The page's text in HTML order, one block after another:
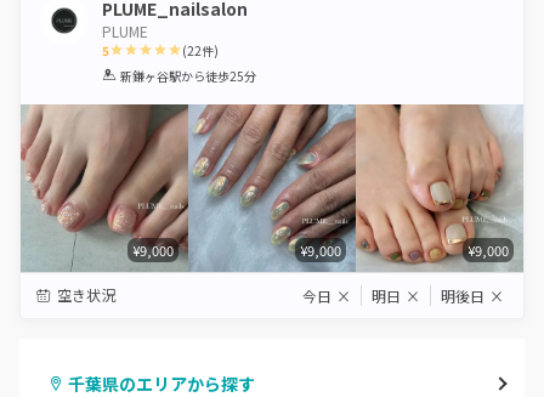
PLUME_nailsalon
PLUME
5
1 2 3 4 5
(22件)
新鎌ヶ谷駅から徒歩25分
¥9,000 ¥9,000 ¥9,000
空き状況 今日 × 明日 × 明後日 ×
千葉県のエリアから探す